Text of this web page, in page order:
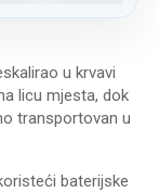
u krvavi
licu mjesta, dok
transportovan u
baterijske